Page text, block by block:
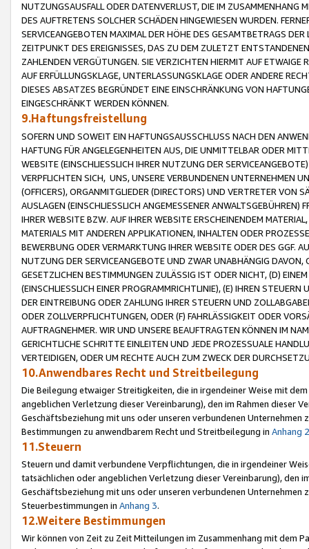
NUTZUNGSAUSFALL ODER DATENVERLUST, DIE IM ZUSAMMENHANG
DES AUFTRETENS SOLCHER SCHÄDEN HINGEWIESEN WURDEN.
SERVICEANGEBOTEN MAXIMAL DER HÖHE DES GESAMTBETRAGS
ZEITPUNKT DES EREIGNISSES, DAS ZU DEM ZULETZT
ZAHLENDEN VERGÜTUNGEN. SIE VERZICHTEN HIERMIT AUF
AUF ERFÜLLUNGSKLAGE, UNTERLASSUNGSKLAGE ODER ANDERE
DIESES ABSATZES BEGRÜNDET EINE EINSCHRÄNKUNG VON
EINGESCHRÄNKT WERDEN KÖNNEN.
9.Haftungsfreistellung
SOFERN UND SOWEIT EIN HAFTUNGSAUSSCHLUSS NACH DEN
HAFTUNG FÜR ANGELEGENHEITEN AUS, DIE UNMITTELBAR ODER
WEBSITE (EINSCHLIESSLICH IHRER NUTZUNG DER
VERPFLICHTEN SICH, UNS, UNSERE VERBUNDENEN UNTERNEHMEN
(OFFICERS), ORGANMITGLIEDER (DIRECTORS) UND VERTRETER VON
AUSLAGEN (EINSCHLIESSLICH ANGEMESSENER
IHRER WEBSITE BZW. AUF IHRER WEBSITE ERSCHEINENDEM
MATERIALS MIT ANDEREN APPLIKATIONEN, INHALTEN ODER
BEWERBUNG ODER VERMARKTUNG IHRER WEBSITE ODER DES GGF.
NUTZUNG DER SERVICEANGEBOTE UND ZWAR UNABHÄNGIG
GESETZLICHEN BESTIMMUNGEN ZULÄSSIG IST ODER NICHT, (D)
(EINSCHLIESSLICH EINER PROGRAMMRICHTLINIE), (E) IHREN
DER EINTREIBUNG ODER ZAHLUNG IHRER STEUERN UND
ODER ZOLLVERPFLICHTUNGEN, ODER (F) FAHRLÄSSIGKEIT ODER
AUFTRAGNEHMER. WIR UND UNSERE BEAUFTRAGTEN KÖNNEN IM
GERICHTLICHE SCHRITTE EINLEITEN UND JEDE PROZESSUALE
VERTEIDIGEN, ODER UM RECHTE AUCH ZUM ZWECK DER
10.Anwendbares Recht und Streitbeilegung
Die Beilegung etwaiger Streitigkeiten, die in irgendeiner Weise mit
angeblichen Verletzung dieser Vereinbarung), den im Rahmen dieser
Geschäftsbeziehung mit uns oder unseren verbundenen
Bestimmungen zu anwendbarem Recht und Streitbeilegung in Anhang 2
11.Steuern
Steuern und damit verbundene Verpflichtungen, die in irgendeiner
tatsächlichen oder angeblichen Verletzung dieser Vereinbarung), den
Geschäftsbeziehung mit uns oder unseren verbundenen
Steuerbestimmungen in Anhang 3.
12.Weitere Bestimmungen
Wir können von Zeit zu Zeit Mitteilungen im Zusammenhang mit dem